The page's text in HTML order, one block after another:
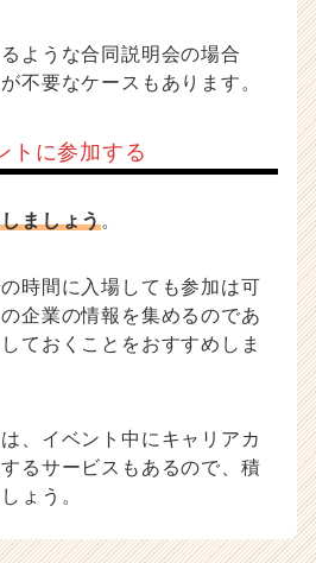
ような合同説明会の場合
不要なケースもあります。
トに参加する
ましょう。
時間に入場しても参加は可
企業の情報を集めるのであ
ておくことをおすすめしま
、イベント中にキャリアカ
るサービスもあるので、積
ょう。